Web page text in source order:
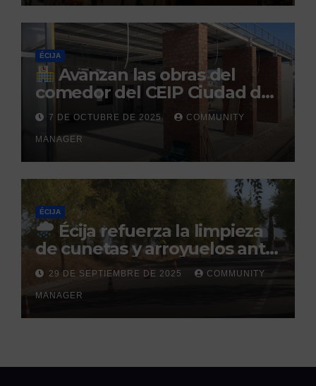
ÉCIJA
Avanzan las obras del
comedor del CEIP Ciudad del
Sol: su finalización está
prevista para finales de 2025
7 DE OCTUBRE DE 2025 COMMUNITY
MANAGER
ÉCIJA
Écija refuerza la limpieza
de cunetas y arroyuelos ante
la llegada de las lluvias
otoñales
29 DE SEPTIEMBRE DE 2025 COMMUNITY
MANAGER